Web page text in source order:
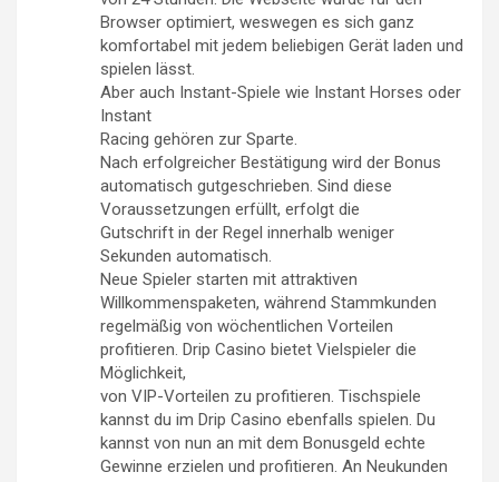
Browser optimiert, weswegen es sich ganz
komfortabel mit jedem beliebigen Gerät laden und
spielen lässt.
Aber auch Instant-Spiele wie Instant Horses oder
Instant
Racing gehören zur Sparte.
Nach erfolgreicher Bestätigung wird der Bonus
automatisch gutgeschrieben. Sind diese
Voraussetzungen erfüllt, erfolgt die
Gutschrift in der Regel innerhalb weniger
Sekunden automatisch.
Neue Spieler starten mit attraktiven
Willkommenspaketen, während Stammkunden
regelmäßig von wöchentlichen Vorteilen
profitieren. Drip Casino bietet Vielspieler die
Möglichkeit,
von VIP-Vorteilen zu profitieren. Tischspiele
kannst du im Drip Casino ebenfalls spielen. Du
kannst von nun an mit dem Bonusgeld echte
Gewinne erzielen und profitieren. An Neukunden